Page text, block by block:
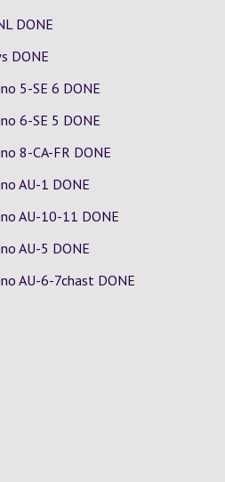
DONE
DONE
5-SE 6 DONE
6-SE 5 DONE
8-CA-FR DONE
AU-1 DONE
AU-10-11 DONE
AU-5 DONE
AU-6-7chast DONE